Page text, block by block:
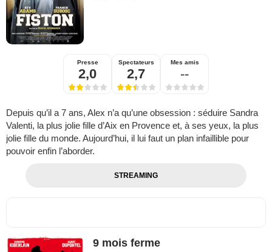
Presse
2,0
Spectateurs
2,7
Mes amis
--
Depuis qu’il a 7 ans, Alex n’a qu’une obsession : séduire Sandra
Valenti, la plus jolie fille d’Aix en Provence et, à ses yeux, la plus
jolie fille du monde. Aujourd’hui, il lui faut un plan infaillible pour
pouvoir enfin l’aborder.
STREAMING
9 mois ferme